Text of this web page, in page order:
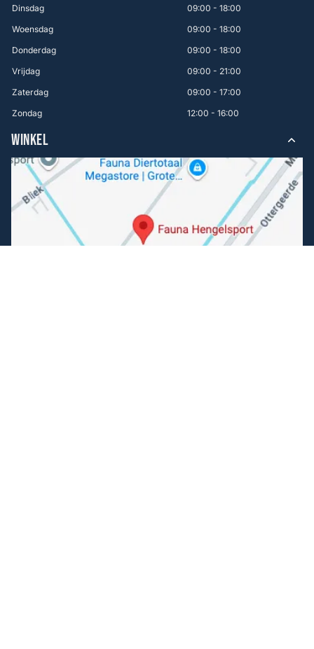
Dinsdag
09:00 - 18:00
Woensdag
09:00 - 18:00
Donderdag
09:00 - 18:00
Vrijdag
09:00 - 21:00
Zaterdag
09:00 - 17:00
Zondag
12:00 - 16:00
WINKEL